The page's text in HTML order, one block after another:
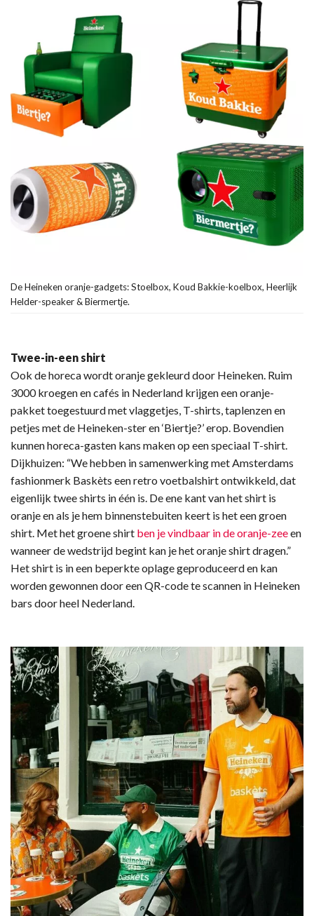
De Heineken oranje-gadgets: Stoelbox, Koud Bakkie-koelbox, Heerlijk
Helder-speaker & Biermertje.
Twee-in-een shirt
Ook de horeca wordt oranje gekleurd door Heineken. Ruim
3000 kroegen en cafés in Nederland krijgen een oranje-
pakket toegestuurd met vlaggetjes, T-shirts, taplenzen en
petjes met de Heineken-ster en ‘Biertje?’ erop. Bovendien
kunnen horeca-gasten kans maken op een speciaal T-shirt.
Dijkhuizen: “We hebben in samenwerking met Amsterdams
fashionmerk Baskèts een retro voetbalshirt ontwikkeld, dat
eigenlijk twee shirts in één is. De ene kant van het shirt is
oranje en als je hem binnenstebuiten keert is het een groen
shirt. Met het groene shirt ben je vindbaar in de oranje-zeeen
wanneer de wedstrijd begint kan je het oranje shirt dragen.”
Het shirt is in een beperkte oplage geproduceerd en kan
worden gewonnen door een QR-code te scannen in Heineken
bars door heel Nederland.